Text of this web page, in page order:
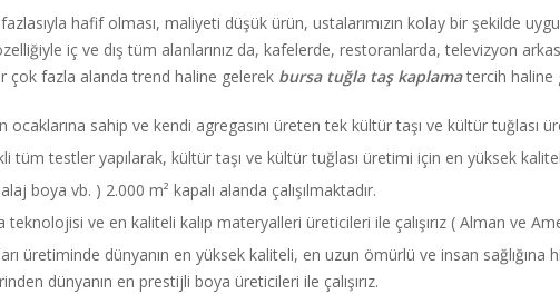
hafif olması, maliyeti düşük ürün, ustalarımızın kolay bir şekilde
özelliğiyle iç ve dış tüm alanlarınız da, kafelerde, restoranlarda, televizyon
çok fazla alanda trend haline gelerek bursa tuğla taş kaplamatercih haline
sahip ve kendi agregasını üreten tek kültür taşı ve kültür tuğlası
tüm testler yapılarak, kültür taşı ve kültür tuğlası üretimi için en yüksek
boya vb. ) 2.000 m² kapalı alanda çalışılmaktadır.
teknolojisi ve en kaliteli kalıp materyalleri üreticileri ile çalışırız ( Alman ve
üretiminde dünyanın en yüksek kaliteli, en uzun ömürlü ve insan sağlığına
dünyanın en prestijli boya üreticileri ile çalışırız.